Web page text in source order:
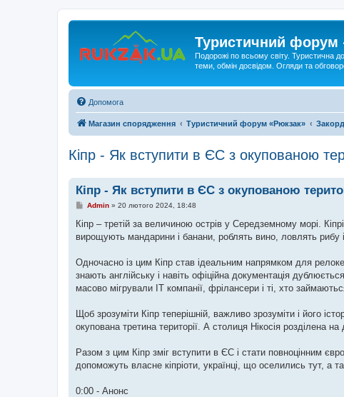
Туристичний форум
Подорожі по всьому світу. Туристична
теми, обмін досвідом. Огляди та
Допомога
Магазин спорядження Туристичний форум «Рюкзак»
Кіпр - Як вступити в ЄС з окупованою
Кіпр - Як вступити в ЄС з окупованою
П
в
д
л
е
н
Admin» 20 лютого 2024, 18:48
Кіпр – третій за величиною острів у Середземному морі.
вирощують мандарини і банани, роблять вино, ловлять рибу
Одночасно із цим Кіпр став ідеальним напрямком для
знають англійську і навіть офіційна документація
масово мігрували ІТ компанії, фрілансери і ті, хто
Щоб зрозуміти Кіпр теперішній, важливо зрозуміти і його
окупована третина території. А столиця Нікосія розділена
Разом з цим Кіпр зміг вступити в ЄС і стати повноцінним
допоможуть власне кіпріоти, українці, що оселились тут, а
0:00 - Анонс